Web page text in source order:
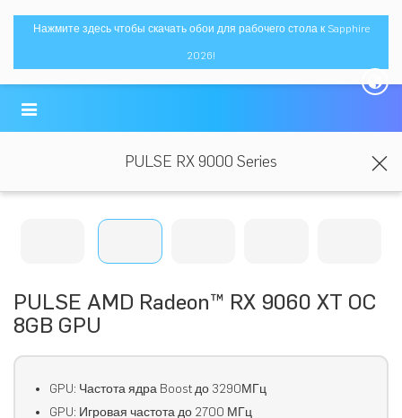
Нажмите здесь чтобы скачать обои для рабочего стола к Sapphire
2026!
PULSE RX 9000 Series
PULSE AMD Radeon™ RX 9060 XT OC
8GB GPU
GPU: Частота ядра Boost до 3290МГц
GPU: Игровая частота до 2700 МГц